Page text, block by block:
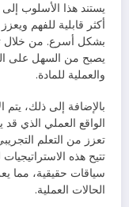
يستند هذا الأسلوب
أكثر قابلية للفهم
بشكل أسرع. من خلال
يصبح من السهل على
والعملية للمادة.
بالإضافة إلى ذلك، يتم
الواقع العملي الذي
تعزز من التعلم
تتيح هذه
سياقات حقيقية، مما
الحالات العملية.